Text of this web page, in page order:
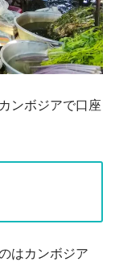
ンボジアで口座
はカンボジア